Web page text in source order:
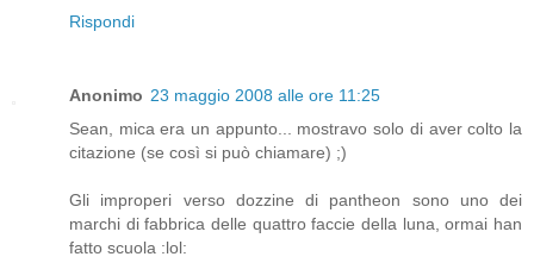
Rispondi
Anonimo 23 maggio 2008 alle ore 11:25
Sean, mica era un appunto... mostravo solo di aver colto la
citazione (se così si può chiamare) ;)
Gli improperi verso dozzine di pantheon sono uno dei
marchi di fabbrica delle quattro faccie della luna, ormai han
fatto scuola :lol: